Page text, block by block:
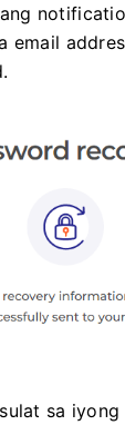
email
sa iyong